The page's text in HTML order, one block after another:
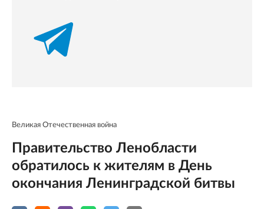
Великая Отечественная война
Правительство Ленобласти
обратилось к жителям в День
окончания Ленинградской битвы